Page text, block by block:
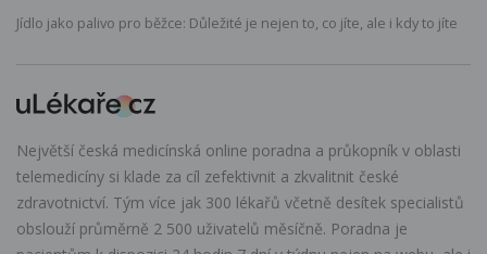
Jídlo jako palivo pro běžce: Důležité je nejen to, co jíte, ale i kdy to jíte
Největší česká medicínská online poradna a průkopník v oblasti
telemedicíny si klade za cíl zefektivnit a zkvalitnit české
zdravotnictví. Tým více jak 300 lékařů včetně desítek specialistů
obslouží průměrně 2 500 uživatelů měsíčně. Poradna je